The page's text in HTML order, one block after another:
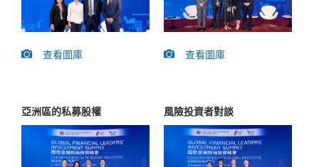
查看圖庫 查看圖庫
亞洲區的私募股權 風險投資者對談